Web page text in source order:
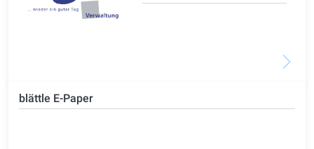
blättle E-Paper